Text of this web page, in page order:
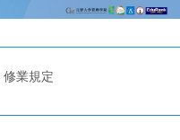
修業規定